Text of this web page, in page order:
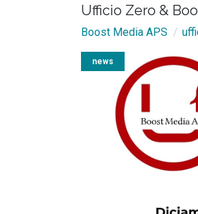
Ufficio Zero &
Boost Media APS
news